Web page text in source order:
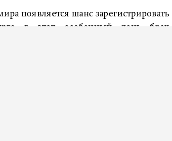
появляется шанс зарегистрировать
в этот особенный день брак